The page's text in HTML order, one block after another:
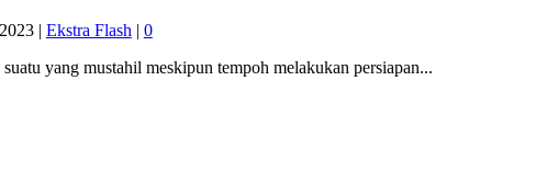
| Ekstra Flash | 0
yang mustahil meskipun tempoh melakukan persiapan...